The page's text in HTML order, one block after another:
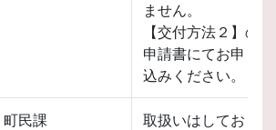
ません。
【交付方法２】の
申請書にてお申し
込みください。
町民課
取扱いはしており